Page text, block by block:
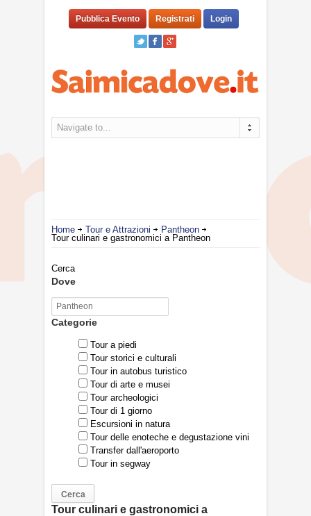
Pubblica Evento Registrati Login
Navigate to...
Home Tour e Attrazioni
Pantheon
Tour culinari e gastronomici a Pantheon
Cerca
Dove
Categorie
Tour a piedi
Tour storici e culturali
Tour in autobus turistico
Tour di arte e musei
Tour archeologici
Tour di 1 giorno
Escursioni in natura
Tour delle enoteche e degustazione vini
Transfer dall'aeroporto
Tour in segway
Tour culinari e gastronomici a